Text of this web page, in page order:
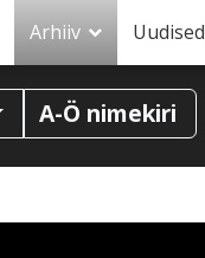
Arhiiv Uudised
A-Ö nimekiri